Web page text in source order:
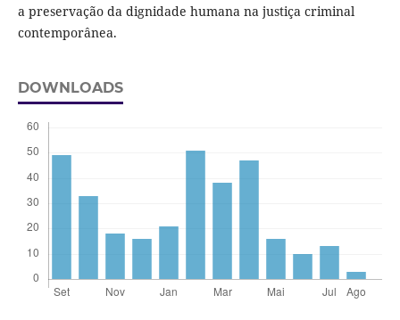
a preservação da dignidade humana na justiça criminal
contemporânea.
DOWNLOADS